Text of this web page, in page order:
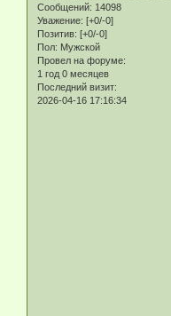
Сообщений: 14098
Уважение: [+0/-0]
Позитив: [+0/-0]
Пол: Мужской
Провел на форуме:
1 год 0 месяцев
Последний визит:
2026-04-16 17:16:34